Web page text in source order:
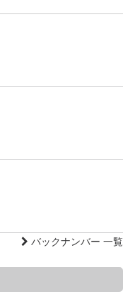
バックナンバー 一覧